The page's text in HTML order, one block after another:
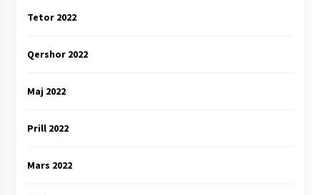
Tetor 2022
Qershor 2022
Maj 2022
Prill 2022
Mars 2022